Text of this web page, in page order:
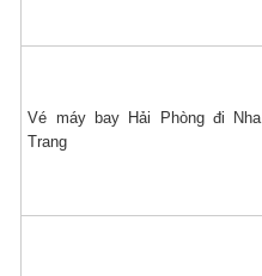
Vé máy bay Hải Phòng đi Nha
Trang